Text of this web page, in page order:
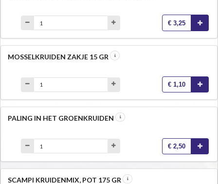
€ 3,25
MOSSELKRUIDEN ZAKJE 15 GR
€ 1,10
PALING IN HET GROENKRUIDEN
€ 2,50
SCAMPI KRUIDENMIX, POT 175 GR